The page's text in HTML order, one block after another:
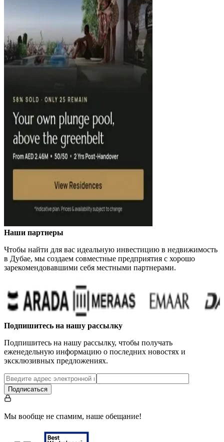
Наши партнеры
Чтобы найти для вас идеальную инвестицию в недвижимость
в Дубае, мы создаем совместные предприятия с хорошо
зарекомендовавшими себя местными партнерами.
Подпишитесь на нашу рассылку
Подпишитесь на нашу рассылку, чтобы получать
еженедельную информацию о последних новостях и
эксклюзивных предложениях.
Подписаться
Мы вообще не спамим, наше обещание!